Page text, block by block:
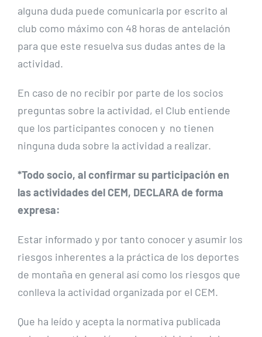
alguna duda puede comunicarla por escrito al
club como máximo con 48 horas de antelación
para que este resuelva sus dudas antes de la
actividad.
En caso de no recibir por parte de los socios
preguntas sobre la actividad, el Club entiende
que los participantes conocen y no tienen
ninguna duda sobre la actividad a realizar.
*Todo socio, al confirmar su participación en
las actividades del CEM, DECLARA de forma
expresa:
Estar informado y por tanto conocer y asumir los
riesgos inherentes a la práctica de los deportes
de montaña en general así como los riesgos que
conlleva la actividad organizada por el CEM.
Que ha leído y acepta la normativa publicada